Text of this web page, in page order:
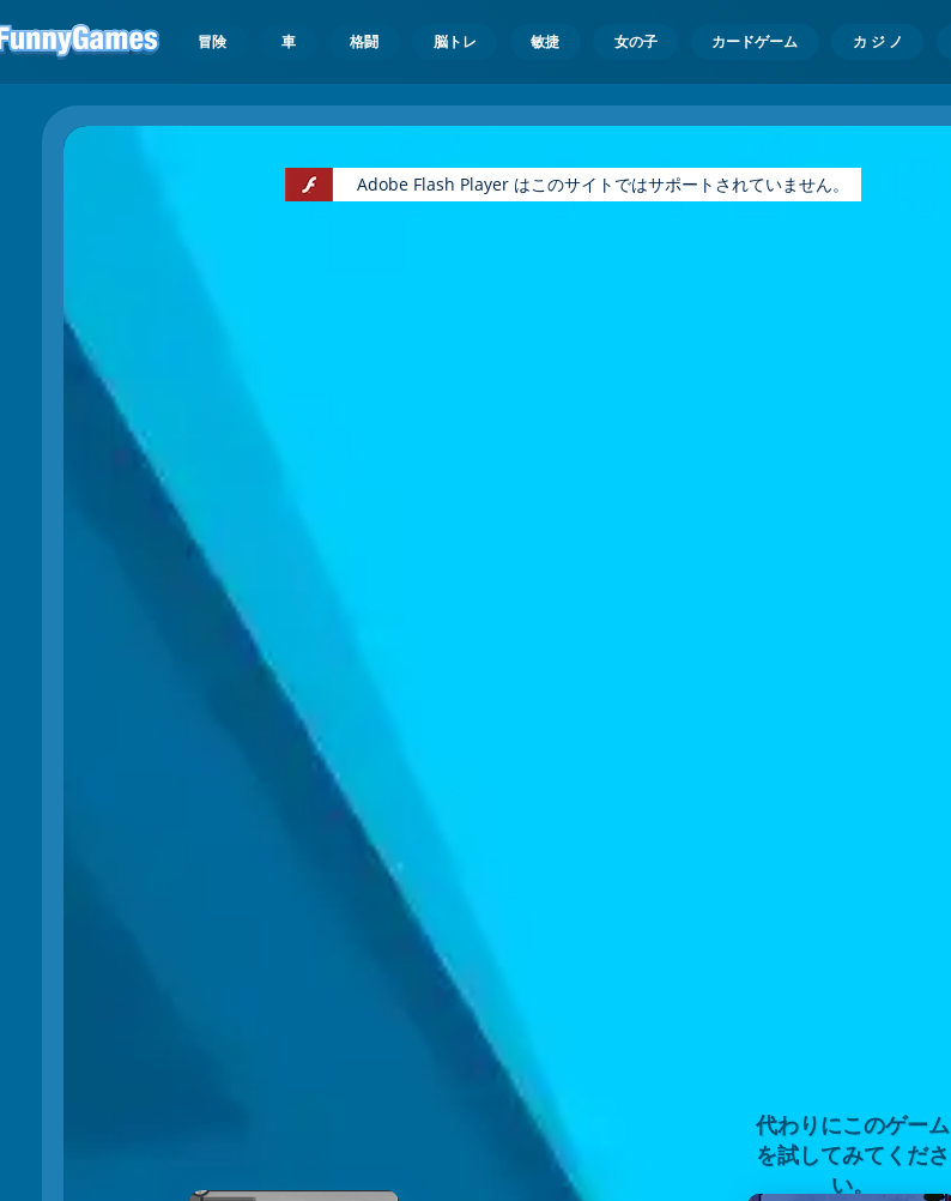
冒険 車 格闘 脳トレ 敏捷 女の子 カードゲーム カ ジ ノ
Adobe Flash Player はこのサイトではサポートされていません。
代わりにこのゲーム
を試してみてくださ
い。